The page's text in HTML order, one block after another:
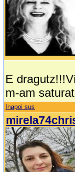
E
m-am
Inapoi sus